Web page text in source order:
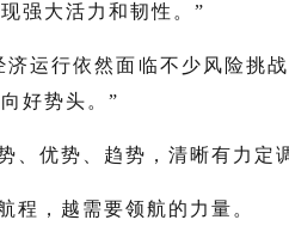
强大活力和韧性。”
济运行依然面临不少风险挑
好势头。”
、优势、趋势，清晰有力定
程，越需要领航的力量。